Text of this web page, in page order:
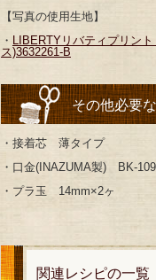
【写真の使用生地】
・ LIBERTYリバティプリン
ス)3632261-B
その他必要
・接着芯 薄タイプ
・口金(INAZUMA製) BK-
・プラ玉 14mm×2ヶ
関連レシピの一覧